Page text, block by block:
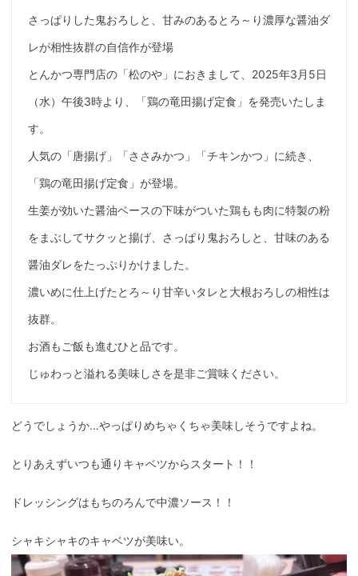
さっぱりした鬼おろしと、甘みのあるとろ～り濃厚な醤油ダ
レが相性抜群の自信作が登場
とんかつ専門店の「松のや」におきまして、2025年3月5日
（水）午後3時より、「鶏の竜田揚げ定食」を発売いたしま
す。
人気の「唐揚げ」「ささみかつ」「チキンかつ」に続き、
「鶏の竜田揚げ定食」が登場。
生姜が効いた醤油ベースの下味がついた鶏もも肉に特製の粉
をまぶしてサクッと揚げ、さっぱり鬼おろしと、甘味のある
醤油ダレをたっぷりかけました。
濃いめに仕上げたとろ～り甘辛いタレと大根おろしの相性は
抜群。
お酒もご飯も進むひと品です。
じゅわっと溢れる美味しさを是非ご賞味ください。
どうでしょうか…やっぱりめちゃくちゃ美味しそうですよね。
とりあえずいつも通りキャベツからスタート！！
ドレッシングはもちのろんで中濃ソース！！
シャキシャキのキャベツが美味い。